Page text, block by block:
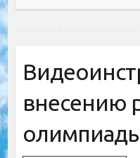
внесению